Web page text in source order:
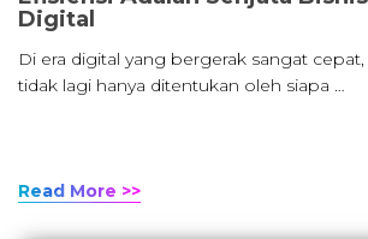
Digital
Di era digital yang bergerak sangat
tidak lagi hanya ditentukan oleh siapa …
Read More >>